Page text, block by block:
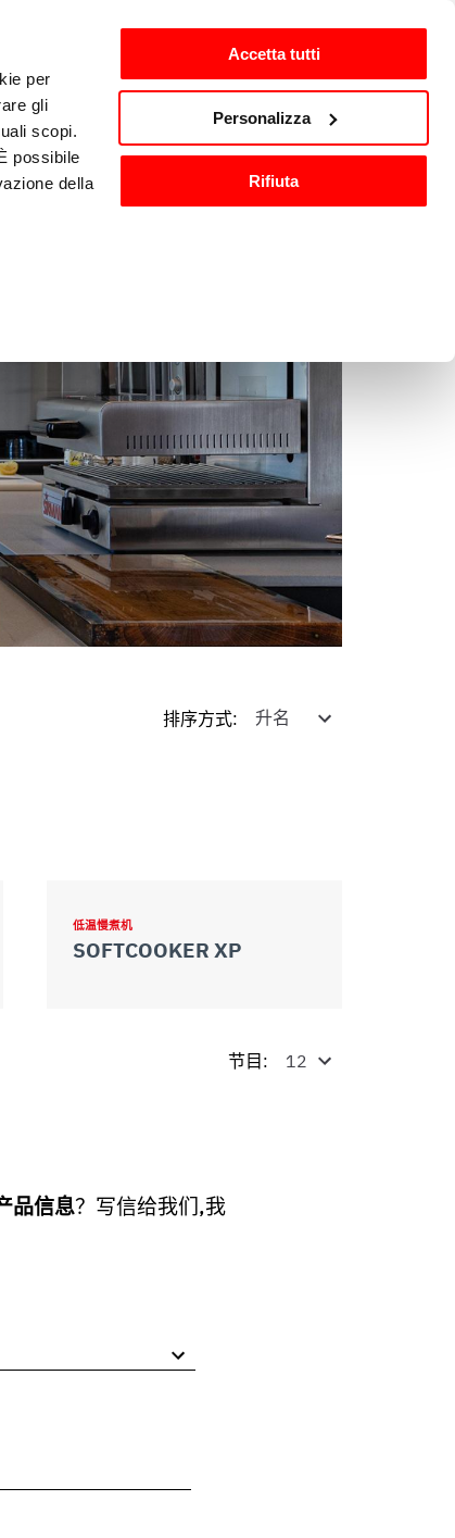
per
gli
scopi.
possibile
della
fornire
il nostro
Accetta tutti
Personalizza
Rifiuta
zh-CN
洗与消毒 其他厨房设备
排序方式:
低温慢煮机
SOFTCOOKER XP
节目:
品信息？写信给我们,我